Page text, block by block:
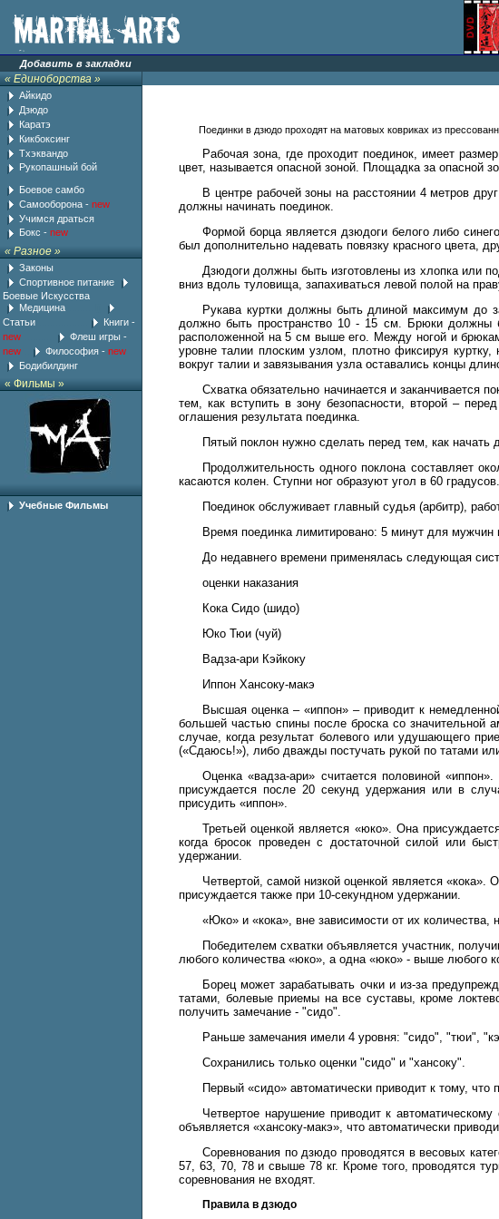
Добавить в закладки
«Единоборства»
Айкидо
Дзюдо
Каратэ
Кикбоксинг
Тхэквандо
Рукопашный бой
Боевое самбо
Самооборона - new
Учимся драться
Бокс - new
«Разное»
Законы
Спортивное питание
Боевые Искусства
Медицина
Статьи
Книги -
new
Флеш игры -
new
Философия - new
Бодибилдинг
«Фильмы»
Учебные Фильмы
Поединки в дзюдо проходят на матовых ковриках из
Рабочая зона, где проходит поединок, имеет
цвет, называется опасной зоной. Площадка за опасной
В центре рабочей зоны на расстоянии 4 метров
должны начинать поединок.
Формой борца является дзюдоги белого либо
был дополнительно надевать повязку красного цвета,
Дзюдоги должны быть изготовлены из хлопка или
вниз вдоль туловища, запахиваться левой полой на
Рукава куртки должны быть длиной максимум до
должно быть пространство 10 - 15 см. Брюки должны
расположенной на 5 см выше его. Между ногой и
уровне талии плоским узлом, плотно фиксируя
вокруг талии и завязывания узла оставались концы
Схватка обязательно начинается и заканчивается
тем, как вступить в зону безопасности, второй –
оглашения результата поединка.
Пятый поклон нужно сделать перед тем, как
Продолжительность одного поклона составляет
касаются колен. Ступни ног образуют угол в 60
Поединок обслуживает главный судья (арбитр),
Время поединка лимитировано: 5 минут для
До недавнего времени применялась следующая
оценки наказания
Кока Сидо (шидо)
Юко Тюи (чуй)
Вадза-ари Кэйкоку
Иппон Хансоку-макэ
Высшая оценка – «иппон» – приводит к
большей частью спины после броска со значительной
случае, когда результат болевого или удушающего
(«Сдаюсь!»), либо дважды постучать рукой по татами
Оценка «вадза-ари» считается половиной
присуждается после 20 секунд удержания или в
присудить «иппон».
Третьей оценкой является «юко». Она
когда бросок проведен с достаточной силой или
удержании.
Четвертой, самой низкой оценкой является
присуждается также при 10-секундном удержании.
«Юко» и «кока», вне зависимости от их количества,
Победителем схватки объявляется участник,
любого количества «юко», а одна «юко» - выше любого
Борец может зарабатывать очки и из-за
татами, болевые приемы на все суставы, кроме
получить замечание - "сидо".
Раньше замечания имели 4 уровня: "сидо", "тюи",
Сохранились только оценки "сидо" и "хансоку".
Первый «сидо» автоматически приводит к тому, что
Четвертое нарушение приводит к
объявляется «хансоку-макэ», что автоматически
Соревнования по дзюдо проводятся в весовых
57, 63, 70, 78 и свыше 78 кг. Кроме того, проводятся
соревнования не входят.
Правила в дзюдо